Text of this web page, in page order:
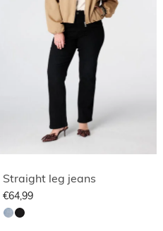
Straight leg jeans
€64,99